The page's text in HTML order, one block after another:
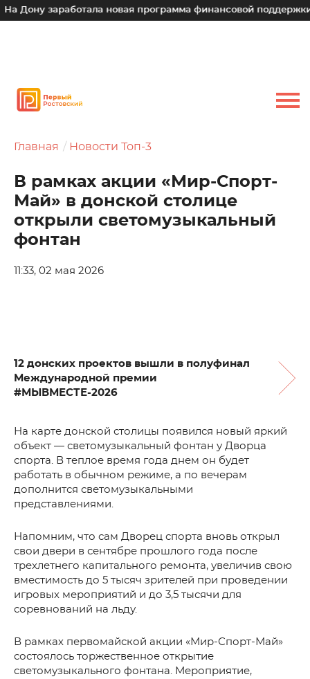
заработала новая программа финансовой поддержки
Главная Новости Топ-3
В рамках акции «Мир-Спорт-
Май» в донской столице
открыли светомузыкальный
фонтан
11:33, 02 мая 2026
12 донских проектов вышли в полуфинал
Международной премии
#МЫВМЕСТЕ-2026
На карте донской столицы появился новый яркий
объект — светомузыкальный фонтан у Дворца
спорта. В теплое время года днем он будет
работать в обычном режиме, а по вечерам
дополнится светомузыкальными
представлениями.
Напомним, что сам Дворец спорта вновь открыл
свои двери в сентябре прошлого года после
трехлетнего капитального ремонта, увеличив свою
вместимость до 5 тысяч зрителей при проведении
игровых мероприятий и до 3,5 тысячи для
соревнований на льду.
В рамках первомайской акции «Мир-Спорт-Май»
состоялось торжественное открытие
светомузыкального фонтана. Мероприятие,